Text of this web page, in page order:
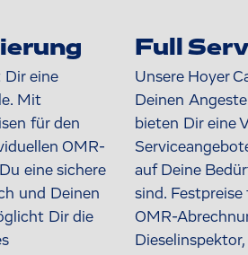
Dir eine
Mit
für den
OMR-
eine sichere
und Deinen
Dir die
Full
Unsere Hoyer
Deinen
bieten Dir eine
auf Deine
sind. Festpreise
OMR-